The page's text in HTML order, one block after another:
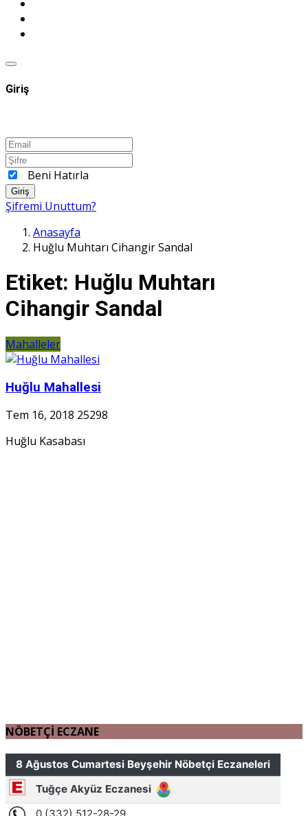
Giriş
Beni Hatırla
Giriş
Şifremi Unuttum?
Anasayfa
Huğlu Muhtarı Cihangir Sandal
Etiket: Huğlu Muhtarı
Cihangir Sandal
Mahalleler
Huğlu Mahallesi
Tem 16, 2018 25298
Huğlu Kasabası
NÖBETÇİ ECZANE